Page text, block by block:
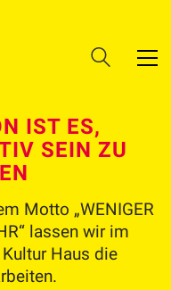
IST ES,
SEIN ZU
Motto „WENIGER
lassen wir im
Haus die